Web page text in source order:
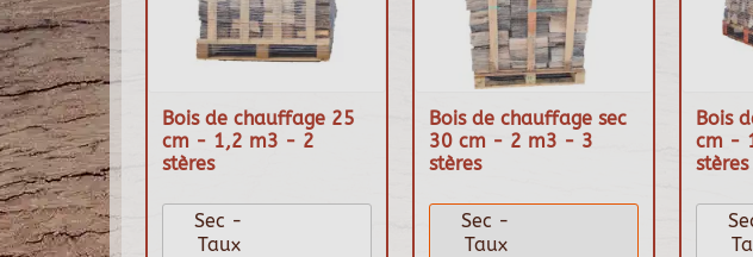
Bois de chauffage 25
cm - 1,2 m3 - 2
stères
Sec -
Taux
Bois de chauffage sec
30 cm - 2 m3 - 3
stères
Sec -
Taux
Bois
cm -
stères